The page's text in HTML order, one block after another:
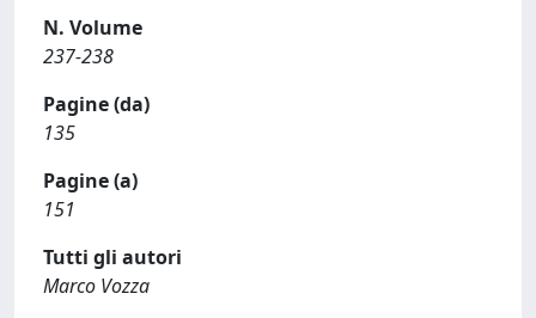
N. Volume
237-238
Pagine (da)
135
Pagine (a)
151
Tutti gli autori
Marco Vozza